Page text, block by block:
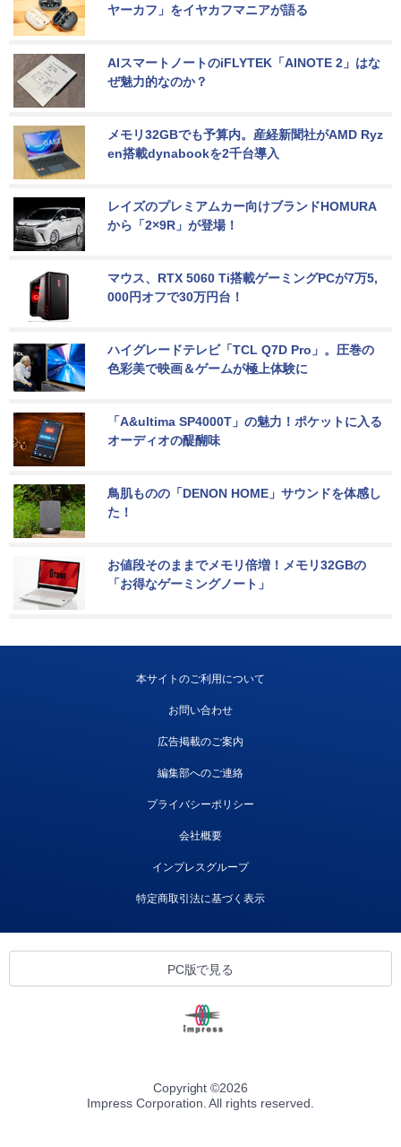
ヤーカフ」をイヤカフマニアが語る
AIスマートノートのiFLYTEK「AINOTE 2」はな
ぜ魅力的なのか？
メモリ32GBでも予算内。産経新聞社がAMD Ryz
en搭載dynabookを2千台導入
レイズのプレミアムカー向けブランドHOMURA
から「2×9R」が登場！
マウス、RTX 5060 Ti搭載ゲーミングPCが7万5,
000円オフで30万円台！
ハイグレードテレビ「TCL Q7D Pro」。圧巻の
色彩美で映画＆ゲームが極上体験に
「A&ultima SP4000T」の魅力！ポケットに入る
オーディオの醍醐味
鳥肌ものの「DENON HOME」サウンドを体感し
た！
お値段そのままでメモリ倍増！メモリ32GBの
「お得なゲーミングノート」
本サイトのご利用について
お問い合わせ
広告掲載のご案内
編集部へのご連絡
プライバシーポリシー
会社概要
インプレスグループ
特定商取引法に基づく表示
PC版で見る
Copyright ©2026
Impress Corporation. All rights reserved.